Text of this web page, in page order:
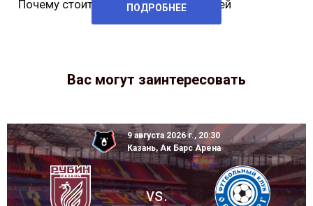
Почему стоит купить билеты на хоккей
ПОДРОБНЕЕ
Вас могут заинтересовать
9 августа 2026 г., 20:30
Казань, Ак Барс Арена
vs.